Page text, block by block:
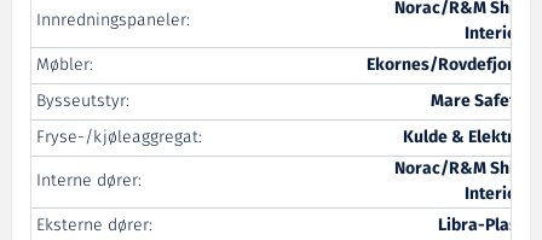
Innredningspaneler:
Norac/R&M Ship
Interior
Møbler:
Ekornes/Rovdefjord
Bysseutstyr:
Mare Safety
Fryse-/kjøleaggregat:
Kulde & Elektro
Interne dører:
Norac/R&M Ship
Interior
Eksterne dører:
Libra-Plast